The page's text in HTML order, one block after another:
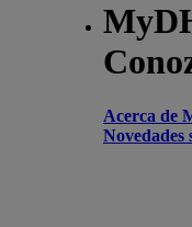
Acerca de